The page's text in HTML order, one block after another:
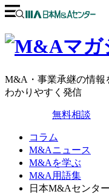
M&A・事業承継の情報
わかりやすく発信
無料相談
コラム
M&Aニュース
M&Aを学ぶ
M&A用語集
日本M&Aセンター